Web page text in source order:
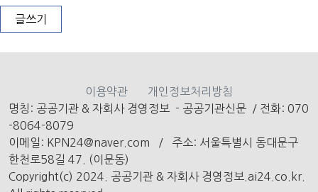
글쓰기
이용약관
개인정보처리방침
명칭: 공공기관 & 자회사 경영정보 - 공공기관신문 / 전화: 070
-8064-8079
이메일: KPN24@naver.com / 주소: 서울특별시 동대문구
한천로58길 47. (이문동)
Copyright(c) 2024. 공공기관 & 자회사 경영정보.ai24.co.kr.